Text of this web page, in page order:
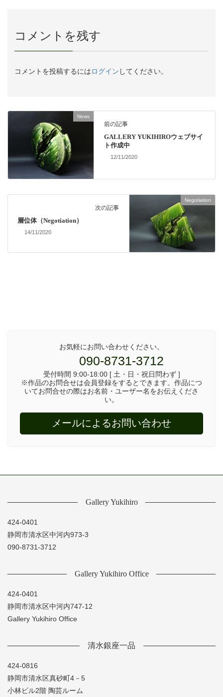
コメントを残す
コメントを投稿するにはログイン してください。
News
前の記事
GALLERY YUKIHIROウェブサイ
ト作成中
12/11/2020
Negotiation
次の記事
層位体（Negotiation）
14/11/2020
お気軽にお問い合わせください。
090-8731-3712
受付時間 9:00-18:00 [ 土・日・祝日問わず ]
※作品のお問合せは会員登録をするとできます。作品につ
いてお問合せの際はお名前・ユーザー名をお伝えくださ
い。
メールによるお問い合わせ
Gallery Yukihiro
424-0401
静岡市清水区中河内973-3
090-8731-3712
Gallery Yukihiro Office
424-0401
静岡市清水区中河内747-12
Gallery Yukihiro Office
清水銀座一品
424-0816
静岡市清水区真砂町4－5
小林ビル2階 陶芸ルーム